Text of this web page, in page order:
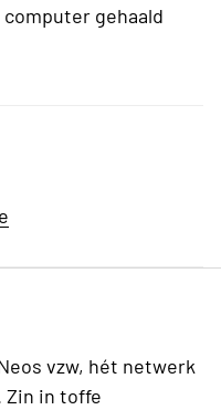
gehaald
vzw, hét netwerk
Zin in toffe